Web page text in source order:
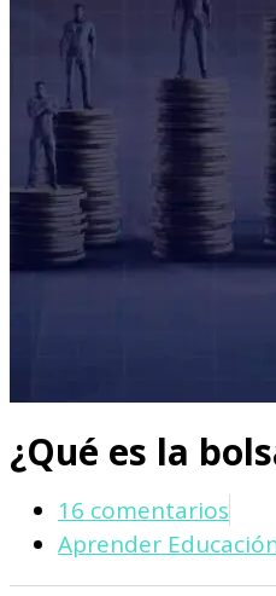
¿Qué es la
16 comentarios
Aprender